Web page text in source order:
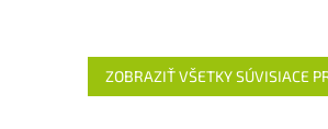
ZOBRAZIŤ VŠETKY SÚVISIACE